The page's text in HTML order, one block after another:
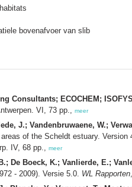
bovenafvoer van slib
Consultants; ECOCHEM; ISOFYS
VI, 73 pp.,
meer
J.; Vandenbruwaene, W.;
of the Scheldt estuary. Version
IV, 68 pp.,
meer
De Boeck, K.; Vanlierde, E.;
- 2009). Versie 5.0. WL Rapporten